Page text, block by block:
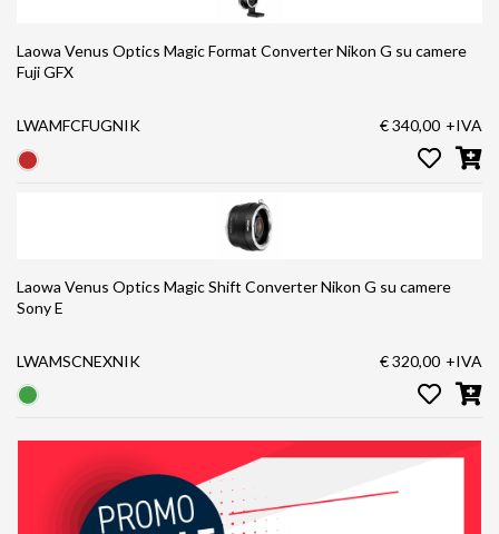
Laowa Venus Optics Magic Format Converter Nikon G su camere
Fuji GFX
LWAMFCFUGNIK € 340,00 +IVA
Laowa Venus Optics Magic Shift Converter Nikon G su camere
Sony E
LWAMSCNEXNIK € 320,00 +IVA